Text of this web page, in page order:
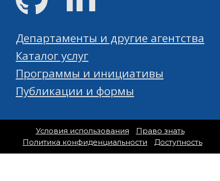
Департаменты и другие агентства
Каталог услуг
Программы и инициативы
Публикации и формы
Условия использования
Право знать
Политика конфиденциальности
Доступность